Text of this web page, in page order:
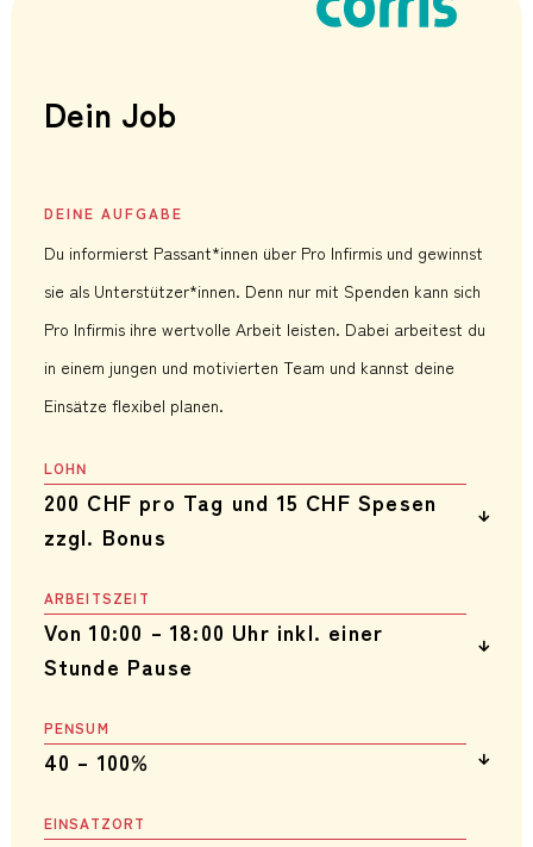
Dein Job
DEINE AUFGABE
Du informierst Passant*innen über Pro Infirmis und gewinnst
sie als Unterstützer*innen. Denn nur mit Spenden kann sich
Pro Infirmis ihre wertvolle Arbeit leisten. Dabei arbeitest du
in einem jungen und motivierten Team und kannst deine
Einsätze flexibel planen.
LOHN
200 CHF pro Tag und 15 CHF Spesen
zzgl. Bonus
sind im Lohn enthalten. Wir belohnen Leistung: Bist du gut
in deinem Job, kannst du dir zusätzlich einen Bonus
verdienen.
ARBEITSZEIT
Von 10:00 – 18:00 Uhr inkl. einer
Stunde Pause
Arbeitszeit eingerechnet ist. Du kannst jeweils von
Montag bis Freitag arbeiten, an den Wochenenden finden
PENSUM
40 – 100%
zwei Tagen pro Woche (40 %) und fünf Tagen pro Woche
EINSATZORT